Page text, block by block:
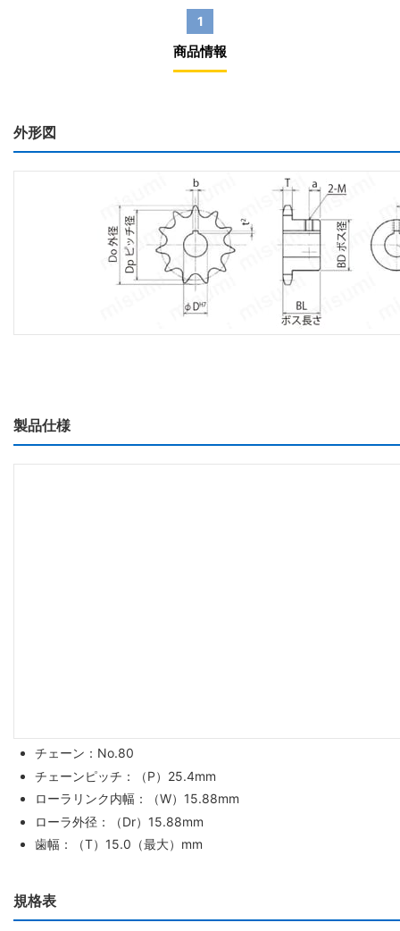
1
商品情報
外形図
製品仕様
チェーン：No.80
チェーンピッチ：（P）25.4mm
ローラリンク内幅：（W）15.88mm
ローラ外径：（Dr）15.88mm
歯幅：（T）15.0（最大）mm
規格表